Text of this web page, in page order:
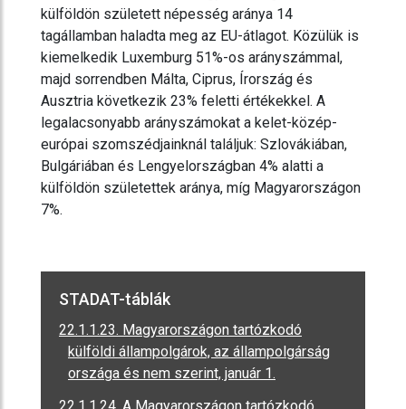
külföldön született népesség aránya 14
tagállamban haladta meg az EU-átlagot. Közülük is
kiemelkedik Luxemburg 51%-os arányszámmal,
majd sorrendben Málta, Ciprus, Írország és
Ausztria következik 23% feletti értékekkel. A
legalacsonyabb arányszámokat a kelet-közép-
európai szomszédjainknál találjuk: Szlovákiában,
Bulgáriában és Lengyelországban 4% alatti a
külföldön születettek aránya, míg Magyarországon
7%.
STADAT-táblák
22.1.1.23. Magyarországon tartózkodó
külföldi állampolgárok, az állampolgárság
országa és nem szerint, január 1.